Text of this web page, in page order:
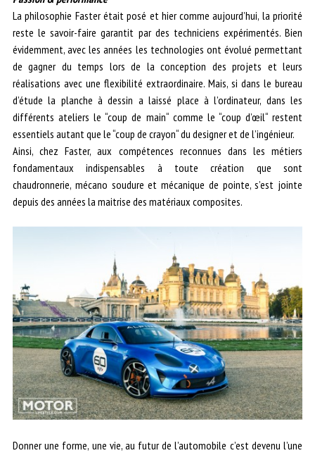
La philosophie Faster était posé et hier comme aujourd’hui, la priorité
reste le savoir-faire garantit par des techniciens expérimentés. Bien
évidemment, avec les années les technologies ont évolué permettant
de gagner du temps lors de la conception des projets et leurs
réalisations avec une flexibilité extraordinaire. Mais, si dans le bureau
d’étude la planche à dessin a laissé place à l’ordinateur, dans les
différents ateliers le “coup de main“ comme le “coup d’œil“ restent
essentiels autant que le “coup de crayon“ du designer et de l’ingénieur.
Ainsi, chez Faster, aux compétences reconnues dans les métiers
fondamentaux indispensables à toute création que sont
chaudronnerie, mécano soudure et mécanique de pointe, s’est jointe
depuis des années la maitrise des matériaux composites.
Donner une forme, une vie, au futur de l’automobile c’est devenu l’une